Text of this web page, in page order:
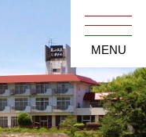
MENU